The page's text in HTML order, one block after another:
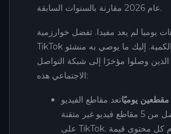
عام 2026 مقارنة بالسنوات السابقة.
يوميا لم يعد مفيدا. تفضل خوارزمية
TikTok الجودة على الكمية. إليك ما يوصي به منشئو
الذين وصلوا مؤخرًا إلى شبكة التواصل
الاجتماعي هذه:
يوميًاتعد مقاطع الفيديو
عالية الجودة أفضل من 5 مقاطع فيديو غير متقنة
على TikTok. يجب أن يقدم كل محتوى قيمة